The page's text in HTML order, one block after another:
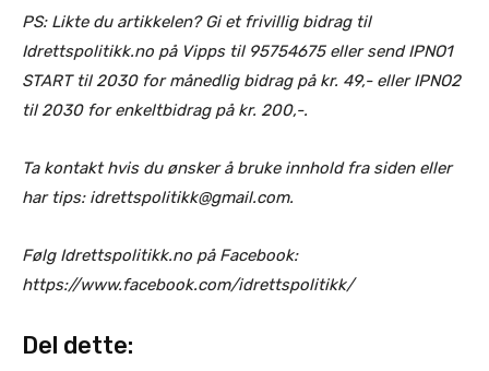
PS: Likte du artikkelen? Gi et frivillig bidrag til
Idrettspolitikk.no på Vipps til 95754675 eller send IPNO1
START til 2030 for månedlig bidrag på kr. 49,- eller IPNO2
til 2030 for enkeltbidrag på kr. 200,-.
Ta kontakt hvis du ønsker å bruke innhold fra siden eller
har tips: idrettspolitikk@gmail.com.
Følg Idrettspolitikk.no på Facebook:
https://www.facebook.com/idrettspolitikk/
Del dette: